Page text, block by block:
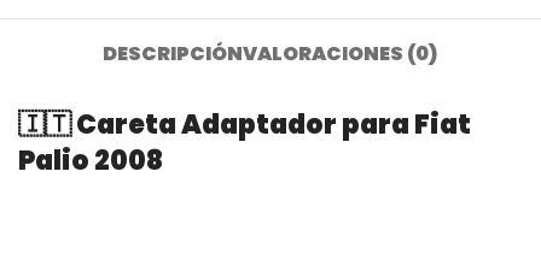
DESCRIPCIÓNVALORACIONES (0)
🇮🇹 Careta Adaptador para Fiat
Palio 2008